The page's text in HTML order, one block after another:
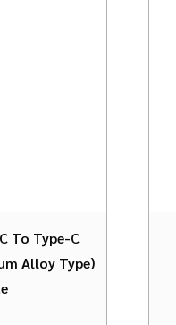
To Type-C
Alloy Type)